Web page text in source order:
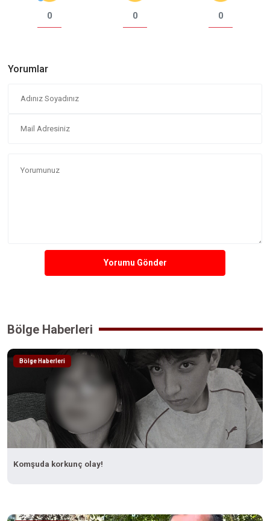
0 0 0
Yorumlar
Yorumu Gönder
Bölge Haberleri
Bölge Haberleri
Komşuda korkunç olay!